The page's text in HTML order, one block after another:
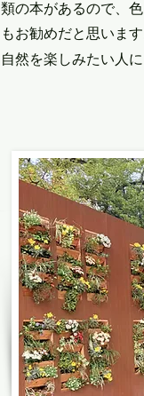
類の本があるので、
もお勧めだと思いま
自然を楽しみたい人